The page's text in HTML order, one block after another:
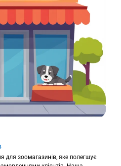
для зоомагазинів, яке полегшує